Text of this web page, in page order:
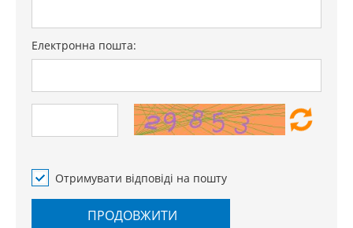
Електронна пошта:
Отримувати відповіді на пошту
ПРОДОВЖИТИ